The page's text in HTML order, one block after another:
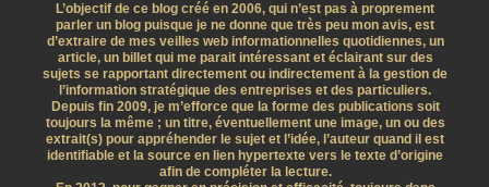
L’objectif de ce blog créé en 2006, qui n’est pas à proprement
parler un blog puisque je ne donne que très peu mon avis, est
d’extraire de mes veilles web informationnelles quotidiennes, un
article, un billet qui me parait intéressant et éclairant sur des
sujets se rapportant directement ou indirectement à la gestion de
l’information stratégique des entreprises et des particuliers.
Depuis fin 2009, je m’efforce que la forme des publications soit
toujours la même ; un titre, éventuellement une image, un ou des
extrait(s) pour appréhender le sujet et l’idée, l’auteur quand il est
identifiable et la source en lien hypertexte vers le texte d’origine
afin de compléter la lecture.